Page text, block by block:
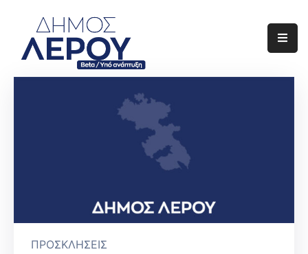
Αρχική
ΠΡΟΣΚΛΗΣΕΙΣ